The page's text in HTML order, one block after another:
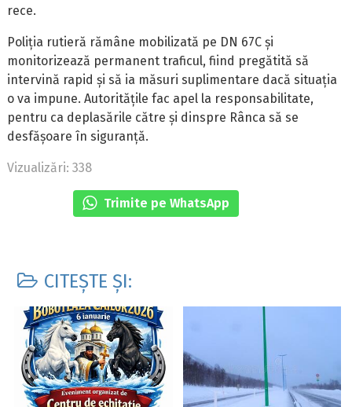
rece.
Poliția rutieră rămâne mobilizată pe DN 67C și
monitorizează permanent traficul, fiind pregătită să
intervină rapid și să ia măsuri suplimentare dacă situația
o va impune. Autoritățile fac apel la responsabilitate,
pentru ca deplasările către și dinspre Rânca să se
desfășoare în siguranță.
Vizualizări: 338
Trimite pe WhatsApp
CITEȘTE ȘI: